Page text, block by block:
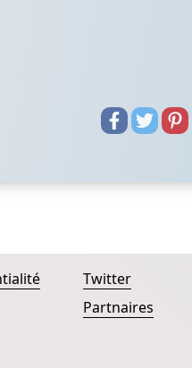
Twitter
Partnaires